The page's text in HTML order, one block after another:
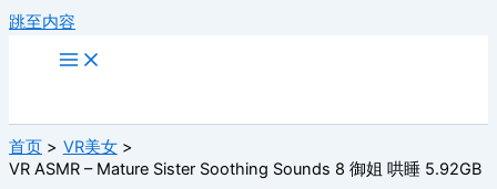
跳至内容
首页
VR美女
VR ASMR – Mature Sister Soothing Sounds 8 御姐 哄睡 5.92GB